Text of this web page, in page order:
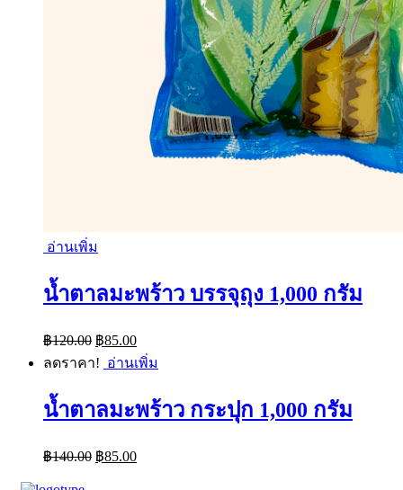
อ่านเพิ่ม
น้ำตาลมะพร้าว บรรจุถุง 1,000 กรัม
฿120.00 Original
price
was:
฿85.00Current
price
is:
ลดราคา! อ่านเพิ่ม
น้ำตาลมะพร้าว กระปุก 1,000 กรัม
฿140.00 Original
price
฿85.00Current
price